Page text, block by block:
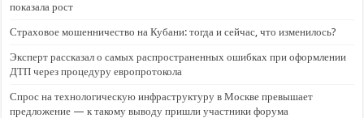
показала рост
Страховое мошенничество на Кубани: тогда и сейчас, что изменилось?
Эксперт рассказал о самых распространенных ошибках при оформлении
ДТП через процедуру европротокола
Спрос на технологическую инфраструктуру в Москве превышает
предложение — к такому выводу пришли участники форума